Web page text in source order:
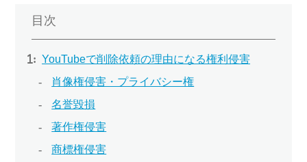
目次
YouTubeで削除依頼の理由になる権利侵害
肖像権侵害・プライバシー権
名誉毀損
著作権侵害
商標権侵害